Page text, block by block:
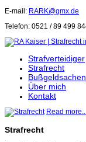
E-mail: RARK@gmx.de
Telefon: 0521 / 89 499
Strafverteidiger
Strafrecht
Bußgeldsachen
Über mich
Kontakt
Read
Strafrecht